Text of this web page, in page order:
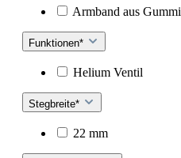
Armband aus Gummi
Funktionen*
Helium Ventil
Stegbreite*
22 mm